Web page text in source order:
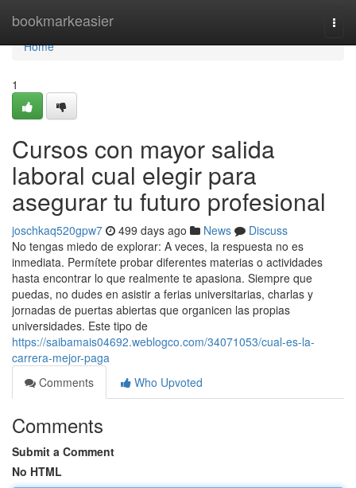
bookmarkeasier
Home
Home
1
Cursos con mayor salida
laboral cual elegir para
asegurar tu futuro profesional
joschkaq520gpw7 499 days ago News
Discuss
No tengas miedo de explorar: A veces, la respuesta no es
inmediata. Permítete probar diferentes materias o actividades
hasta encontrar lo que realmente te apasiona. Siempre que
puedas, no dudes en asistir a ferias universitarias, charlas y
jornadas de puertas abiertas que organicen las propias
universidades. Este tipo de
https://saibamais04692.weblogco.com/34071053/cual-es-la-
carrera-mejor-paga
Comments
Who Upvoted
Comments
Submit a Comment
No HTML